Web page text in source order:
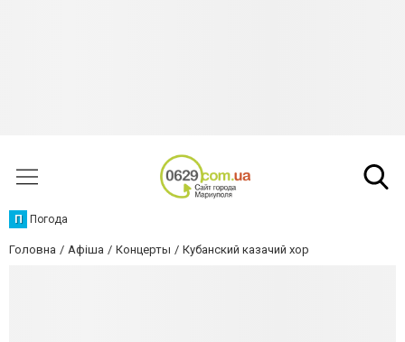
П Погода
Головна Афіша Концерты Кубанский казачий хор